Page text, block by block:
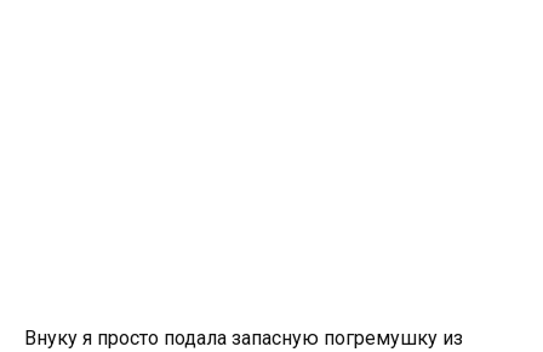
Внуку я просто подала запасную погремушку из